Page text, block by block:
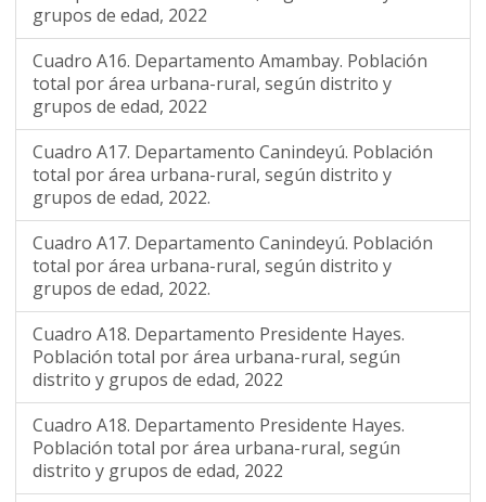
grupos de edad, 2022
Cuadro A16. Departamento Amambay. Población
total por área urbana-rural, según distrito y
grupos de edad, 2022
Cuadro A17. Departamento Canindeyú. Población
total por área urbana-rural, según distrito y
grupos de edad, 2022.
Cuadro A17. Departamento Canindeyú. Población
total por área urbana-rural, según distrito y
grupos de edad, 2022.
Cuadro A18. Departamento Presidente Hayes.
Población total por área urbana-rural, según
distrito y grupos de edad, 2022
Cuadro A18. Departamento Presidente Hayes.
Población total por área urbana-rural, según
distrito y grupos de edad, 2022